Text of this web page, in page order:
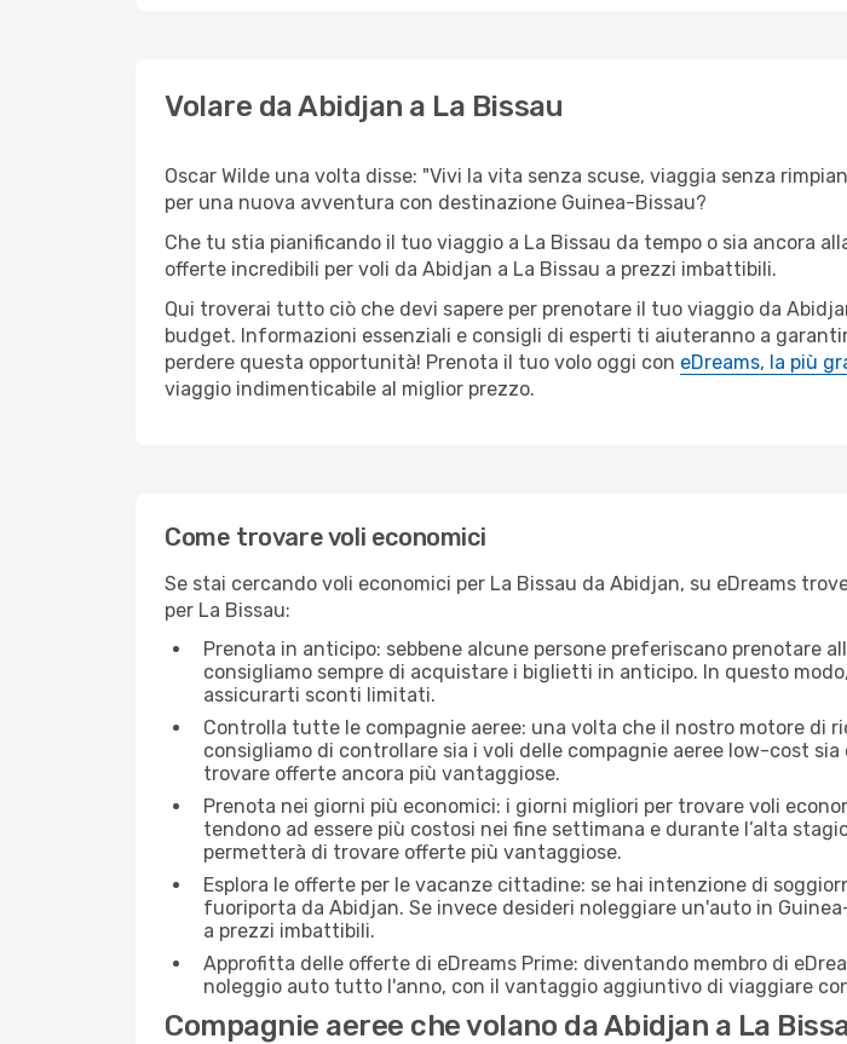
Volare da Abidjan a La Bissau
Oscar Wilde una volta disse: "Vivi la vita senza scuse, viaggia senza
per una nuova avventura con destinazione Guinea-Bissau?
Che tu stia pianificando il tuo viaggio a La Bissau da tempo o sia ancora
offerte incredibili per voli da Abidjan a La Bissau a prezzi imbattibili.
Qui troverai tutto ciò che devi sapere per prenotare il tuo viaggio da
budget. Informazioni essenziali e consigli di esperti ti aiuteranno a
perdere questa opportunità! Prenota il tuo volo oggi con eDreams, la più
viaggio indimenticabile al miglior prezzo.
Come trovare voli economici
Se stai cercando voli economici per La Bissau da Abidjan, su eDreams
per La Bissau:
Prenota in anticipo: sebbene alcune persone preferiscano prenotare
consigliamo sempre di acquistare i biglietti in anticipo. In questo
assicurarti sconti limitati.
Controlla tutte le compagnie aeree: una volta che il nostro motore di
consigliamo di controllare sia i voli delle compagnie aeree low-cost
trovare offerte ancora più vantaggiose.
Prenota nei giorni più economici: i giorni migliori per trovare voli
tendono ad essere più costosi nei fine settimana e durante l’alta
permetterà di trovare offerte più vantaggiose.
Esplora le offerte per le vacanze cittadine: se hai intenzione di
fuoriporta da Abidjan. Se invece desideri noleggiare un'auto in
a prezzi imbattibili.
Approfitta delle offerte di eDreams Prime: diventando membro di
noleggio auto tutto l'anno, con il vantaggio aggiuntivo di viaggiare
Compagnie aeree che volano da Abidjan a La